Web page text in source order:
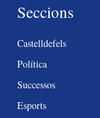
Seccions
Castelldefels
Política
Successos
Esports